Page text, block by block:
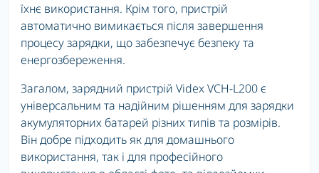
їхнє використання. Крім того, пристрій
автоматично вимикається після завершення
процесу зарядки, що забезпечує безпеку та
енергозбереження.
Загалом, зарядний пристрій Videx VCH-L200 є
універсальним та надійним рішенням для зарядки
акумуляторних батарей різних типів та розмірів.
Він добре підходить як для домашнього
використання, так і для професійного